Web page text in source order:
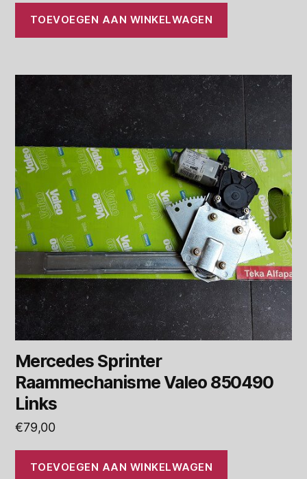
TOEVOEGEN AAN WINKELWAGEN
Mercedes Sprinter
Raammechanisme Valeo 850490
Links
€79,00
TOEVOEGEN AAN WINKELWAGEN